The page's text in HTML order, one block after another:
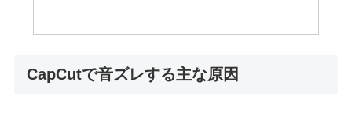
CapCutで音ズレする主な原因